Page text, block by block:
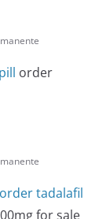
order
order tadalafil
for sale